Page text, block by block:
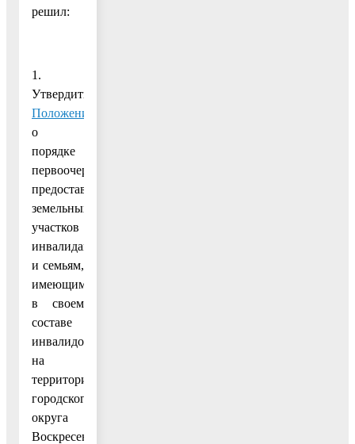
решил:
1.
Утвердить
Положение
о
порядке
первоочередного
предоставления
земельных
участков
инвалидам
и семьям,
имеющим
в своем
составе
инвалидов,
на
территории
городского
округа
Воскресенск